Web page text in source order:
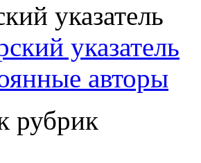
указатель
указатель
авторы
рубрик